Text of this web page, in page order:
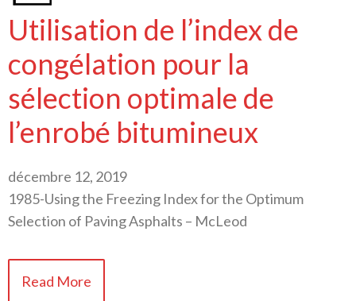
Utilisation de l’index de
congélation pour la
sélection optimale de
l’enrobé bitumineux
décembre 12, 2019
1985-Using the Freezing Index for the Optimum
Selection of Paving Asphalts – McLeod
Read More